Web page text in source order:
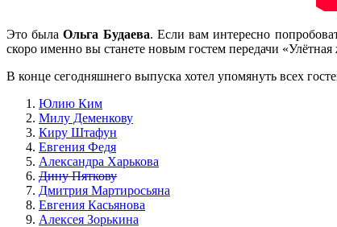
Это былаОльга Будаева. Если вам интересно
скоро именно вы станете новым гостем передачи «Улётная
В конце сегодняшнего выпуска хотел упомянуть всех
Юлию Ким
Милу Деменкову
Киру Штафун
Евгения Федя
Александра Харькова
Дину Пяткову
Дмитрия Мартиросьяна
Евгения Касьянова
Алексея Зорькина